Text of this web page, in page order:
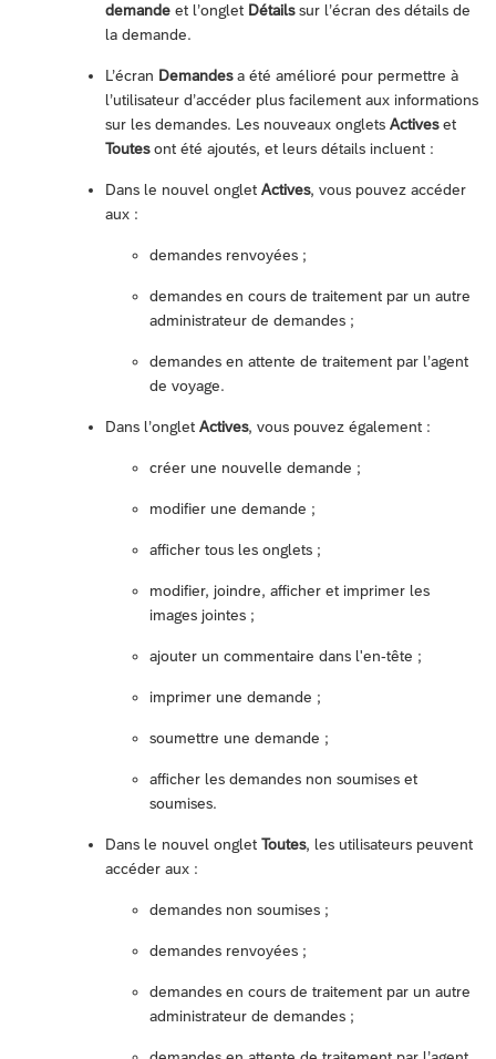
demande et l’onglet Détailssur l’écran des détails de
la demande.
L’écran Demandesa été amélioré pour permettre à
l’utilisateur d’accéder plus facilement aux informations
sur les demandes. Les nouveaux onglets Activeset
Toutesont été ajoutés, et leurs détails incluent :
Dans le nouvel onglet Actives, vous pouvez accéder
aux :
demandes renvoyées ;
demandes en cours de traitement par un autre
administrateur de demandes ;
demandes en attente de traitement par l’agent
de voyage.
Dans l’onglet Actives, vous pouvez également :
créer une nouvelle demande ;
modifier une demande ;
afficher tous les onglets ;
modifier, joindre, afficher et imprimer les
images jointes ;
ajouter un commentaire dans l'en-tête ;
imprimer une demande ;
soumettre une demande ;
afficher les demandes non soumises et
soumises.
Dans le nouvel onglet Toutes, les utilisateurs peuvent
accéder aux :
demandes non soumises ;
demandes renvoyées ;
demandes en cours de traitement par un autre
administrateur de demandes ;